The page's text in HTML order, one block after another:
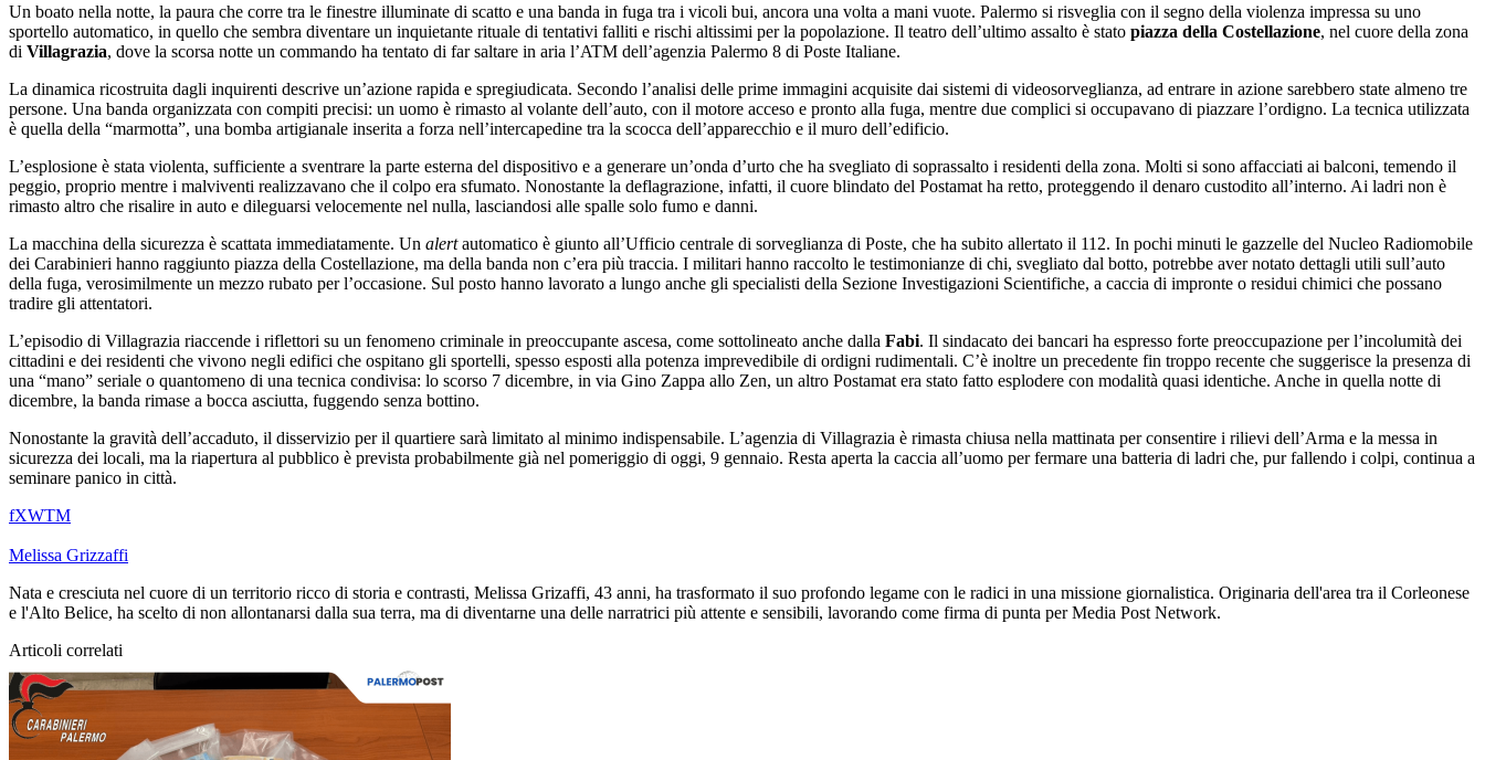
Un boato nella notte, la paura che corre tra le finestre illuminate di scatto e una banda in fuga tra i vicoli bui, ancora una volta a mani vuote. Palermo si risveglia con il segno della violenza impressa su uno
sportello automatico, in quello che sembra diventare un inquietante rituale di tentativi falliti e rischi altissimi per la popolazione. Il teatro dell’ultimo assalto è stato piazza della Costellazione, nel cuore della zona
di Villagrazia, dove la scorsa notte un commando ha tentato di far saltare in aria l’ATM dell’agenzia Palermo 8 di Poste Italiane.
La dinamica ricostruita dagli inquirenti descrive un’azione rapida e spregiudicata. Secondo l’analisi delle prime immagini acquisite dai sistemi di videosorveglianza, ad entrare in azione sarebbero state almeno tre
persone. Una banda organizzata con compiti precisi: un uomo è rimasto al volante dell’auto, con il motore acceso e pronto alla fuga, mentre due complici si occupavano di piazzare l’ordigno. La tecnica utilizzata
è quella della “marmotta”, una bomba artigianale inserita a forza nell’intercapedine tra la scocca dell’apparecchio e il muro dell’edificio.
L’esplosione è stata violenta, sufficiente a sventrare la parte esterna del dispositivo e a generare un’onda d’urto che ha svegliato di soprassalto i residenti della zona. Molti si sono affacciati ai balconi, temendo il
peggio, proprio mentre i malviventi realizzavano che il colpo era sfumato. Nonostante la deflagrazione, infatti, il cuore blindato del Postamat ha retto, proteggendo il denaro custodito all’interno. Ai ladri non è
rimasto altro che risalire in auto e dileguarsi velocemente nel nulla, lasciandosi alle spalle solo fumo e danni.
La macchina della sicurezza è scattata immediatamente. Un alertautomatico è giunto all’Ufficio centrale di sorveglianza di Poste, che ha subito allertato il 112. In pochi minuti le gazzelle del Nucleo Radiomobile
dei Carabinieri hanno raggiunto piazza della Costellazione, ma della banda non c’era più traccia. I militari hanno raccolto le testimonianze di chi, svegliato dal botto, potrebbe aver notato dettagli utili sull’auto
della fuga, verosimilmente un mezzo rubato per l’occasione. Sul posto hanno lavorato a lungo anche gli specialisti della Sezione Investigazioni Scientifiche, a caccia di impronte o residui chimici che possano
tradire gli attentatori.
L’episodio di Villagrazia riaccende i riflettori su un fenomeno criminale in preoccupante ascesa, come sottolineato anche dalla Fabi. Il sindacato dei bancari ha espresso forte preoccupazione per l’incolumità dei
cittadini e dei residenti che vivono negli edifici che ospitano gli sportelli, spesso esposti alla potenza imprevedibile di ordigni rudimentali. C’è inoltre un precedente fin troppo recente che suggerisce la presenza di
una “mano” seriale o quantomeno di una tecnica condivisa: lo scorso 7 dicembre, in via Gino Zappa allo Zen, un altro Postamat era stato fatto esplodere con modalità quasi identiche. Anche in quella notte di
dicembre, la banda rimase a bocca asciutta, fuggendo senza bottino.
Nonostante la gravità dell’accaduto, il disservizio per il quartiere sarà limitato al minimo indispensabile. L’agenzia di Villagrazia è rimasta chiusa nella mattinata per consentire i rilievi dell’Arma e la messa in
sicurezza dei locali, ma la riapertura al pubblico è prevista probabilmente già nel pomeriggio di oggi, 9 gennaio. Resta aperta la caccia all’uomo per fermare una batteria di ladri che, pur fallendo i colpi, continua a
seminare panico in città.
fXWTM
Melissa Grizzaffi
Nata e cresciuta nel cuore di un territorio ricco di storia e contrasti, Melissa Grizaffi, 43 anni, ha trasformato il suo profondo legame con le radici in una missione giornalistica. Originaria dell'area tra il Corleonese
e l'Alto Belice, ha scelto di non allontanarsi dalla sua terra, ma di diventarne una delle narratrici più attente e sensibili, lavorando come firma di punta per Media Post Network.
Articoli correlati